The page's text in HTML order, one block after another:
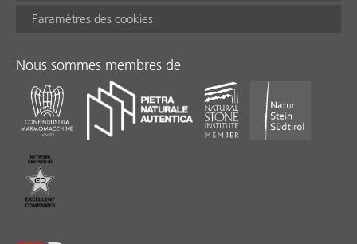
Paramètres des cookies
Nous sommes membres de